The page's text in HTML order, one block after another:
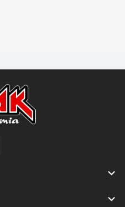

